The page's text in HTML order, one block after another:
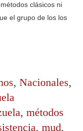
clásicos ni
el grupo de los los
, Nacionales,
, métodos
, mud,